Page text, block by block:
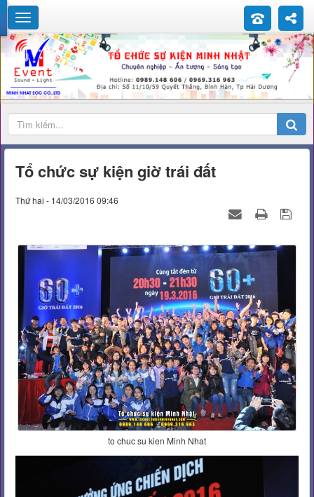
Tổ chức sự kiện giờ trái đất
Thứ hai - 14/03/2016 09:46
to chuc su kien Minh Nhat